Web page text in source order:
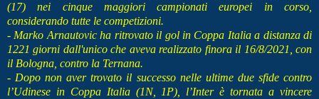
(17) nei cinque maggiori campionati europei in corso,
considerando tutte le competizioni.
- Marko Arnautovic ha ritrovato il gol in Coppa Italia a distanza di
1221 giorni dall'unico che aveva realizzato finora il 16/8/2021, con
il Bologna, contro la Ternana.
- Dopo non aver trovato il successo nelle ultime due sfide contro
l’Udinese in Coppa Italia (1N, 1P), l’Inter è tornata a vincere